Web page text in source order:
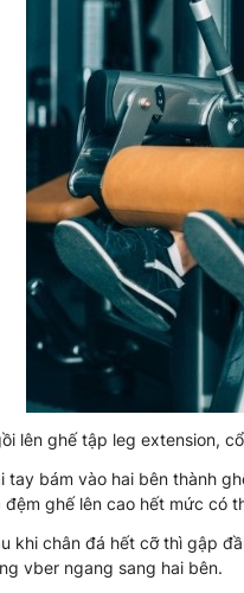
lên ghế tập leg extension,
tay bám vào hai bên thành
ghế lên cao hết mức có
khi chân đá hết cỡ thì gập
vber ngang sang hai bên.